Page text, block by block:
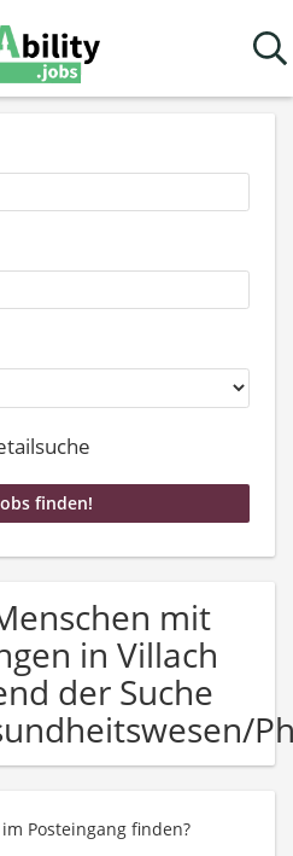
mit
in Villach
der Suche
Posteingang finden?